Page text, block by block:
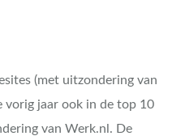
(met uitzondering van
vorig jaar ook in de top 10
van Werk.nl. De